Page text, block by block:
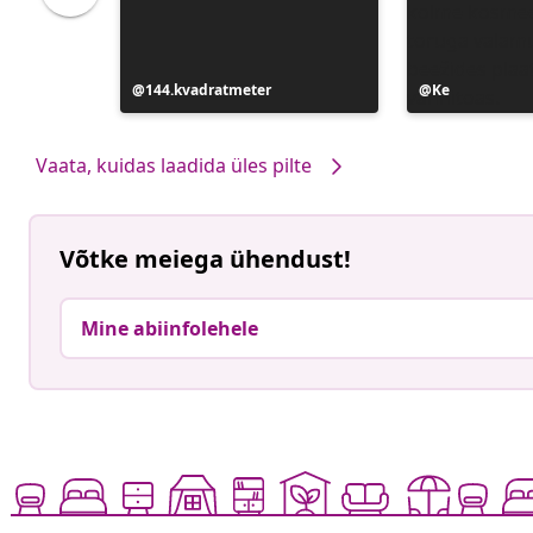
Postitus
avaldatud
144.kvadratmeter
Postitus
avaldatud
Ke
Vaata, kuidas laadida üles pilte
Võtke meiega ühendust!
Mine abiinfolehele